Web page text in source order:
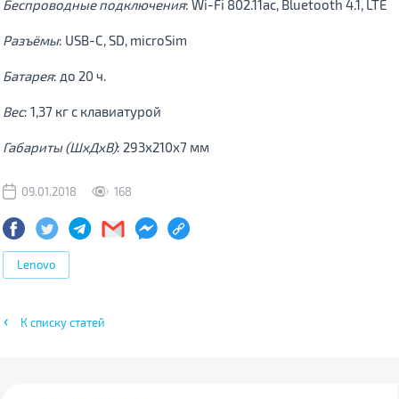
Беспроводные подключения: Wi-Fi 802.11ac, Bluetooth 4.1, LTE
Разъёмы: USB-С, SD, microSim
Батарея: до 20 ч.
Вес: 1,37 кг с клавиатурой
Габариты (ШхДхВ): 293х210х7 мм
09.01.2018 168
Lenovo
К списку статей